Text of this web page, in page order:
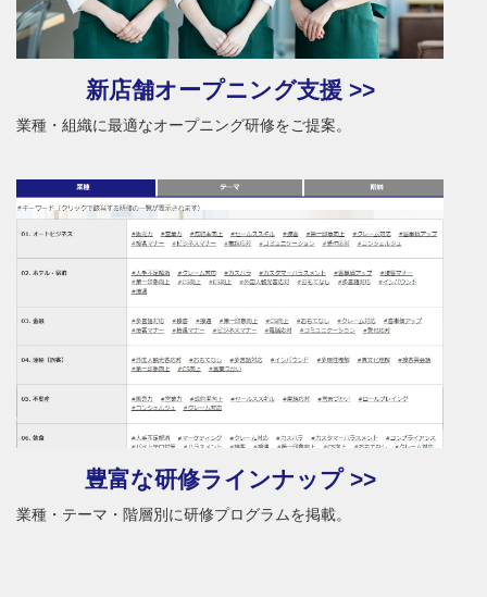
新店舗オープニング支援 >>
業種・組織に最適なオープニング研修をご提案。
豊富な研修ラインナップ >>
業種・テーマ・階層別に研修プログラムを掲載。